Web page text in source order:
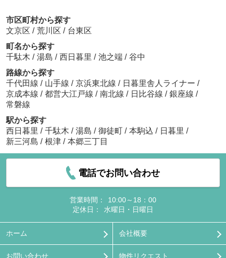
市区町村から探す
文京区 / 荒川区 / 台東区
町名から探す
千駄木 / 湯島 / 西日暮里 / 池之端 / 谷中
路線から探す
千代田線 / 山手線 / 京浜東北線 / 日暮里舎人ライナー /
京成本線 / 都営大江戸線 / 南北線 / 日比谷線 / 銀座線 /
常磐線
駅から探す
西日暮里 / 千駄木 / 湯島 / 御徒町 / 本駒込 / 日暮里 /
新三河島 / 根津 / 本郷三丁目
電話でお問い合わせ
営業時間：
10:00～18：00
定休日：
水曜日・日曜日
ホーム 会社概要
お問い合わせ 物件リクエスト